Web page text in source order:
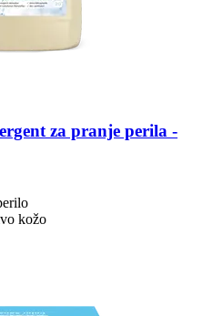
za pranje perila -​
kožo